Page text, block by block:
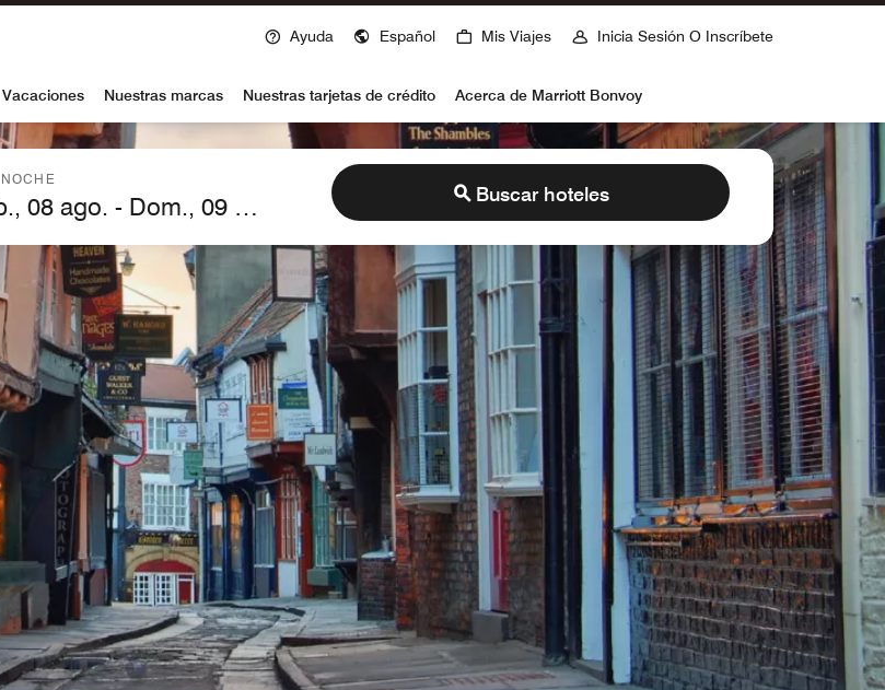
Ayuda Español Mis Viajes Inicia Sesión O Inscríbete
Vacaciones Nuestras marcas Nuestras tarjetas de crédito Acerca de Marriott Bonvoy
Buscar hoteles